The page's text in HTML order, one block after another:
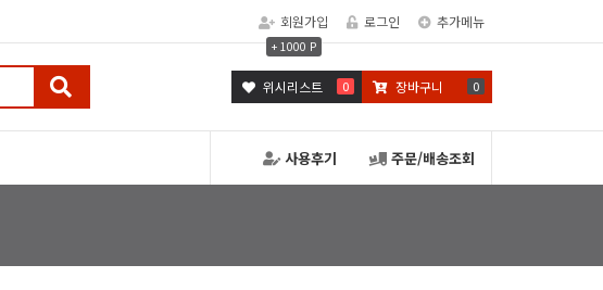
회원가입
+ 1000 P
로그인 추가메뉴
위시리스트 0 장바구니 0
주문/배송조회
사용후기